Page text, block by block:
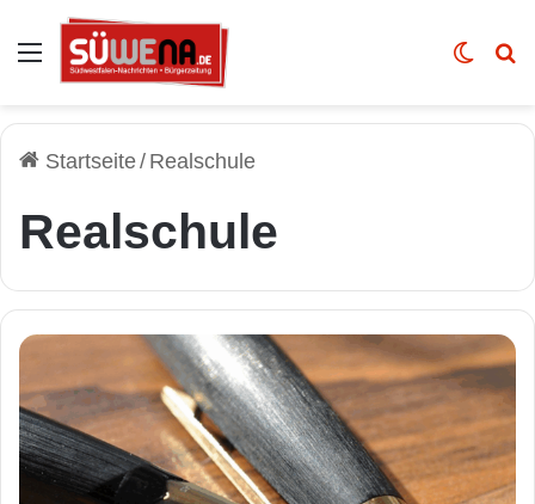
Auswahl Skin
Startseite/ Realschule
Realschule